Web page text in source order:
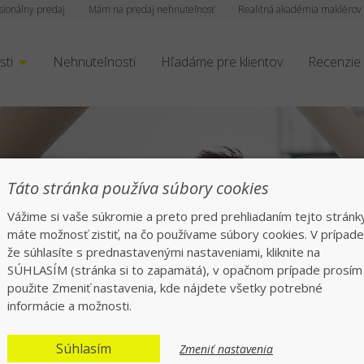
Realitná akadémia maklérov
Mám na predaj nehnuteľnosť
predaj
Nehnuteľnosti Hľadáme pre klientov Recenzie
vhodná pre
Táto stránka používa súbory cookies
Vážime si vaše súkromie a preto pred prehliadaním tejto
máte možnosť zistiť, na čo používame súbory cookies. V
že súhlasíte s prednastavenými nastaveniami, kliknite na
SÚHLASÍM (stránka si to zapamätá), v opačnom prípade prosím
použite Zmeniť nastavenia, kde nájdete všetky potrebné
informácie a možnosti.
Súhlasím Zmeniť nastavenia